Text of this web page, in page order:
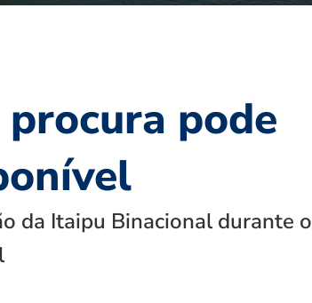
pode
da Itaipu Binacional durante o